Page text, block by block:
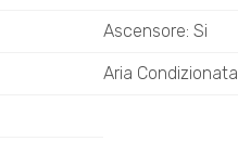
Ascensore: Si
Aria Condizionata